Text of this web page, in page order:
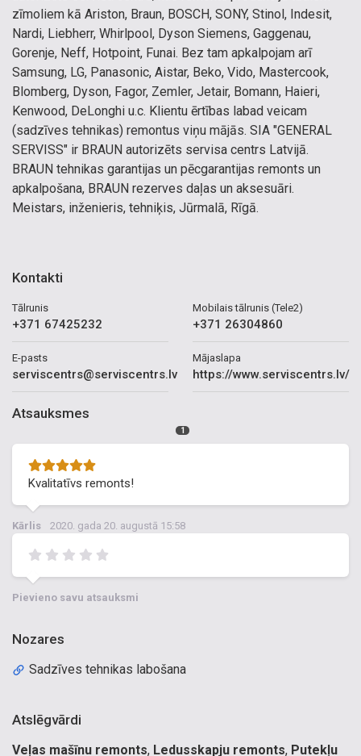
zīmoliem kā Ariston, Braun, BOSCH, SONY, Stinol, Indesit,
Nardi, Liebherr, Whirlpool, Dyson Siemens, Gaggenau,
Gorenje, Neff, Hotpoint, Funai. Bez tam apkalpojam arī
Samsung, LG, Panasonic, Aistar, Beko, Vido, Mastercook,
Blomberg, Dyson, Fagor, Zemler, Jetair, Bomann, Haieri,
Kenwood, DeLonghi u.c. Klientu ērtības labad veicam
(sadzīves tehnikas) remontus viņu mājās. SIA "GENERAL
SERVISS" ir BRAUN autorizēts servisa centrs Latvijā.
BRAUN tehnikas garantijas un pēcgarantijas remonts un
apkalpošana, BRAUN rezerves daļas un aksesuāri.
Meistars, inženieris, tehniķis, Jūrmalā, Rīgā.
Kontakti
Tālrunis
+371 67425232
E-pasts
serviscentrs@serviscentrs.lv
Mobilais tālrunis (Tele2)
+371 26304860
Mājaslapa
https://www.serviscentrs.lv/
Atsauksmes
1
Kvalitatīvs remonts!
Kārlis 2020. gada 20. augustā 15:58
Pievieno savu atsauksmi
Nozares
Sadzīves tehnikas labošana
Atslēgvārdi
Veļas mašīnu remonts, Ledusskapju remonts, Putekļu